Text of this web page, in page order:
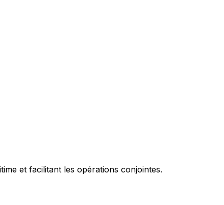
et facilitant les opérations conjointes.